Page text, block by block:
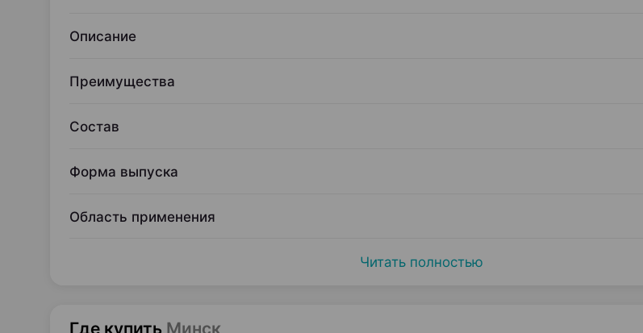
Описание
Преимущества
Состав
Форма выпуска
Область применения
Читать полностью
Где купить Минск